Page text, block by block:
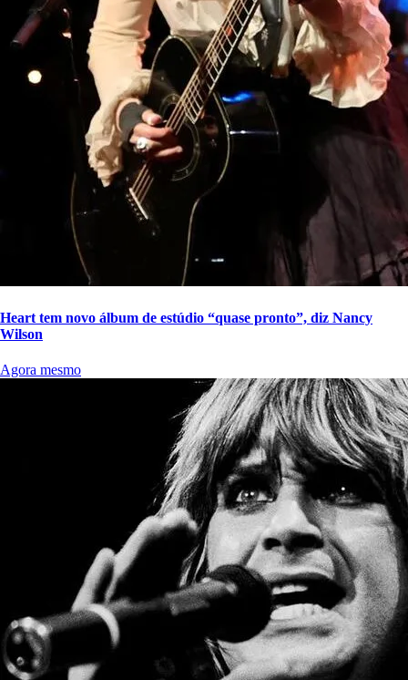
Heart tem novo álbum de estúdio “quase pronto”, diz Nancy
Wilson
Agora mesmo